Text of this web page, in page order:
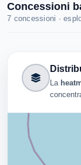
Concessioni
7 concessioni ·
La